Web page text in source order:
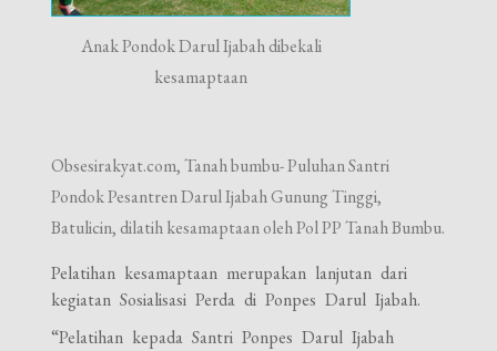
Anak Pondok Darul Ijabah dibekali
kesamaptaan
Obsesirakyat.com, Tanah bumbu- Puluhan Santri
Pondok Pesantren Darul Ijabah Gunung Tinggi,
Batulicin, dilatih kesamaptaan oleh Pol PP Tanah Bumbu.
Pelatihan kesamaptaan merupakan lanjutan dari
kegiatan Sosialisasi Perda di Ponpes Darul Ijabah.
“Pelatihan kepada Santri Ponpes Darul Ijabah